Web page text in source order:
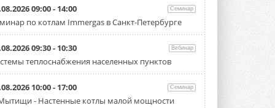
«РУСКЛИМАТ Fest 2026» в Уфе
собрал свыше 700 профи
климатической отрасли
Организатором выступил торгово-
производственный холдинг ...
ЦОД с плотностью 54 кВт на
стойку
09:00 - 14:00 Семинар
по котлам Immergas в Санкт-Петербурге
09:30 - 10:30 Вебинар
теплоснабжения населенных пунктов
10:00 - 17:00 Семинар
- Настенные котлы малой мощности